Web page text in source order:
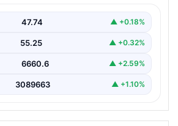
tehdit etmeye devam ediyor.
47.74 ▲ +0.18%
55.25 ▲ +0.32%
6660.6 ▲ +2.59%
3089663 ▲ +1.10%